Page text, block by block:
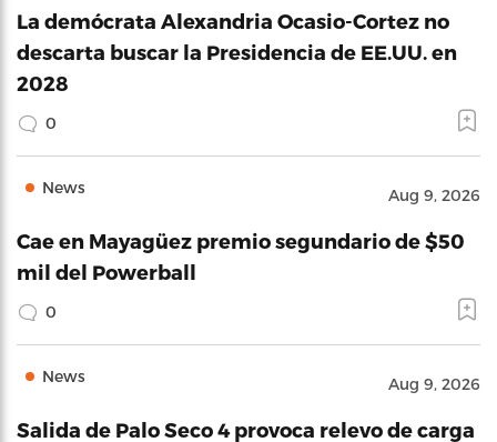
La demócrata Alexandria Ocasio-Cortez no
descarta buscar la Presidencia de EE.UU. en
2028
0
News Aug 9, 2026
Cae en Mayagüez premio segundario de $50
mil del Powerball
0
News Aug 9, 2026
Salida de Palo Seco 4 provoca relevo de carga